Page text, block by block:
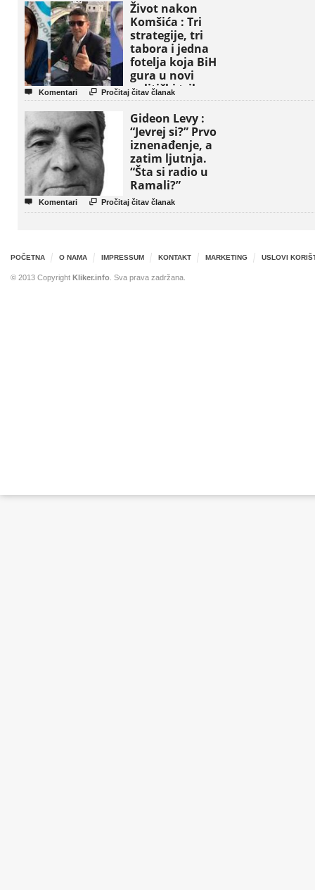
Život nakon
Komšića : Tri
strategije, tri
tabora i jedna
fotelja koja BiH
gura u novi
politički triler
 Komentari  Pročitaj čitav članak
Gideon Levy :
“Jevrej si?” Prvo
iznenađenje, a
zatim ljutnja.
“Šta si radio u
Ramali?”
 Komentari  Pročitaj čitav članak
POČETNA O NAMA IMPRESSUM KONTAKT MARKETING USLOVI
© 2013 Copyright Kliker.info . Sva prava zadržana.